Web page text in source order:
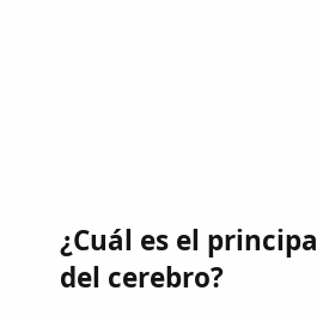
¿Cuál es el
del cerebro?